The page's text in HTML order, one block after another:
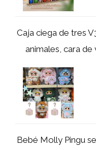
Caja ciega de tres
animales, cara de
Bebé Molly Pingu